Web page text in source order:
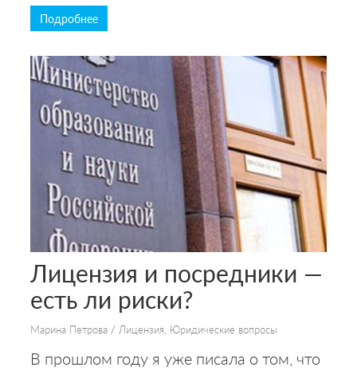
Подробнее
Лицензия и посредники —
есть ли риски?
Марина Петрова/ Лицензия, Юридические вопросы
В прошлом году я уже писала о том, что